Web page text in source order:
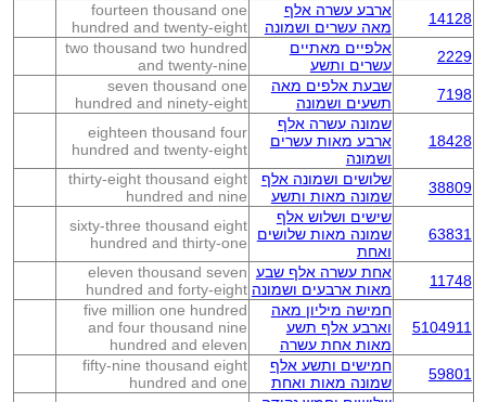
14128
ארבע עשרה אלף
מאה עשרים ושמונה
fourteen thousand one
hundred and twenty-eight
2229
אלפיים מאתיים
עשרים ותשע
two thousand two hundred
and twenty-nine
7198
שבעת אלפים מאה
תשעים ושמונה
seven thousand one
hundred and ninety-eight
18428
שמונה עשרה אלף
ארבע מאות עשרים
ושמונה
eighteen thousand four
hundred and twenty-eight
38809
שלושים ושמונה אלף
שמונה מאות ותשע
thirty-eight thousand eight
hundred and nine
63831
שישים ושלוש אלף
שמונה מאות שלושים
ואחת
sixty-three thousand eight
hundred and thirty-one
11748
אחת עשרה אלף שבע
מאות ארבעים ושמונה
eleven thousand seven
hundred and forty-eight
5104911
חמישה מיליון מאה
וארבע אלף תשע
מאות אחת עשרה
five million one hundred
and four thousand nine
hundred and eleven
59801
חמישים ותשע אלף
שמונה מאות ואחת
fifty-nine thousand eight
hundred and one